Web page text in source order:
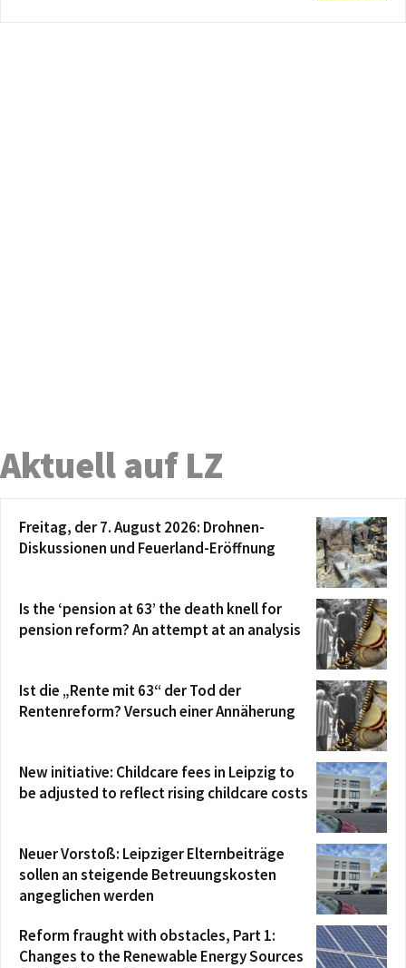
Aktuell auf LZ
Freitag, der 7. August 2026: Drohnen-
Diskussionen und Feuerland-Eröffnung
Is the ‘pension at 63’ the death knell for
pension reform? An attempt at an analysis
Ist die „Rente mit 63“ der Tod der
Rentenreform? Versuch einer Annäherung
New initiative: Childcare fees in Leipzig to
be adjusted to reflect rising childcare costs
Neuer Vorstoß: Leipziger Elternbeiträge
sollen an steigende Betreuungskosten
angeglichen werden
Reform fraught with obstacles, Part 1:
Changes to the Renewable Energy Sources